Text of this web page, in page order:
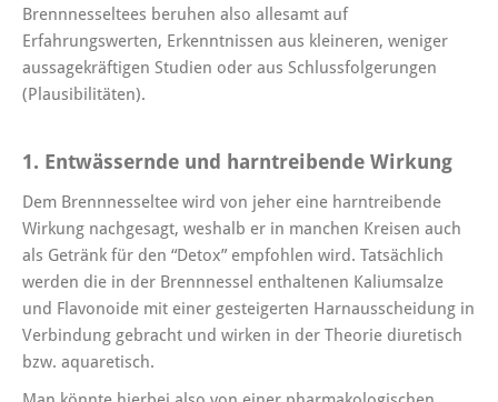
Brennnesseltees beruhen also allesamt auf
Erfahrungswerten, Erkenntnissen aus kleineren, weniger
aussagekräftigen Studien oder aus Schlussfolgerungen
(Plausibilitäten).
1. Entwässernde und harntreibende Wirkung
Dem Brennnesseltee wird von jeher eine harntreibende
Wirkung nachgesagt, weshalb er in manchen Kreisen auch
als Getränk für den “Detox” empfohlen wird. Tatsächlich
werden die in der Brennnessel enthaltenen Kaliumsalze
und Flavonoide mit einer gesteigerten Harnausscheidung in
Verbindung gebracht und wirken in der Theorie diuretisch
bzw. aquaretisch.